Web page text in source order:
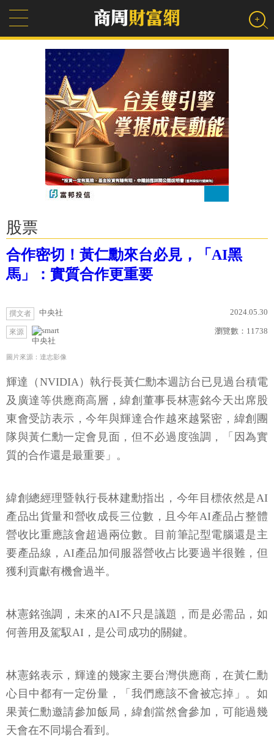
股票
合作密切！黃仁勳來台必見，「AI黑
馬」：實質合作更重要
撰文者 中央社 2024.05.30
來源
中央社
瀏覽數： 11738
圖片來源：達志影像
輝達（NVIDIA）執行長黃仁勳本週訪台已見過台積電
及廣達等供應商高層，緯創董事長林憲銘今天出席股
東會受訪表示，今年與輝達合作越來越緊密，緯創團
隊與黃仁勳一定會見面，但不必過度強調，「因為實
質的合作還是最重要」。
緯創總經理暨執行長林建勳指出，今年目標依然是AI
產品出貨量和營收成長三位數，且今年AI產品占整體
營收比重應該會超過兩位數。目前筆記型電腦還是主
要產品線，AI產品加伺服器營收占比要過半很難，但
獲利貢獻有機會過半。
林憲銘強調，未來的AI不只是議題，而是必需品，如
何善用及駕馭AI，是公司成功的關鍵。
林憲銘表示，輝達的幾家主要台灣供應商，在黃仁勳
心目中都有一定份量，「我們應該不會被忘掉」。如
果黃仁勳邀請參加飯局，緯創當然會參加，可能過幾
天會在不同場合看到。